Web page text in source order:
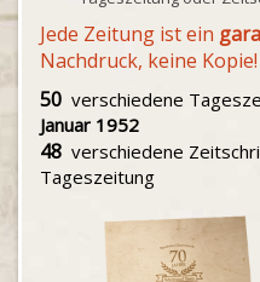
Jede Zeitung ist ein
Nachdruck, keine Kopie!
50 verschiedene
Januar 1952
48 verschiedene
Tageszeitung